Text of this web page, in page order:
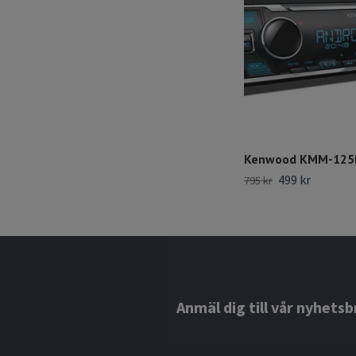
Kenwood KMM-
795 kr 499 kr
Anmäl dig till vår